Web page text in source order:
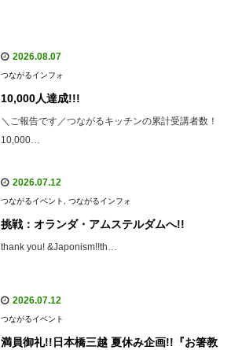
2026.08.07
つながるインフォ
10,000人達成!!!
＼ご報告です／つながるキッチンの累計受講者数！
10,000…
2026.07.12
つながるイベント , つながるインフォ
挑戦：オランダ・アムステルダムへ!!
thank you! &Japonism!!th…
2026.07.12
つながるイベント
満員御礼!!日本橋三越 夏休み企画!!『お箸教